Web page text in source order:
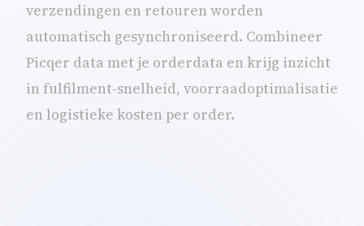
verzendingen en retouren worden
automatisch gesynchroniseerd. Combineer
Picqer data met je orderdata en krijg inzicht
in fulfilment-snelheid, voorraadoptimalisatie
en logistieke kosten per order.